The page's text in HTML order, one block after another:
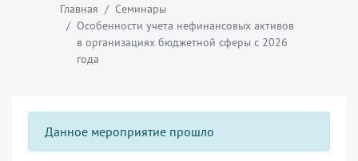
Главная
Семинары
Особенности учета нефинансовых активов
в организациях бюджетной сферы с 2026
года
Данное мероприятие прошло